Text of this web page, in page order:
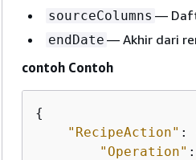
sourceColumns —
endDate — Akhir dari
contoh Contoh
{
"RecipeAction" :
"Operation" :